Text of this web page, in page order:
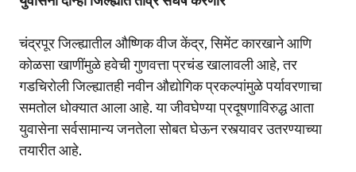
चंद्रपूर जिल्ह्यातील औष्णिक वीज केंद्र, सिमेंट कारखाने आणि
कोळसा खाणींमुळे हवेची गुणवत्ता प्रचंड खालावली आहे, तर
गडचिरोली जिल्ह्यातही नवीन औद्योगिक प्रकल्पांमुळे पर्यावरणाचा
समतोल धोक्यात आला आहे. या जीवघेण्या प्रदूषणाविरुद्ध आता
युवासेना सर्वसामान्य जनतेला सोबत घेऊन रस्त्यावर उतरण्याच्या
तयारीत आहे.